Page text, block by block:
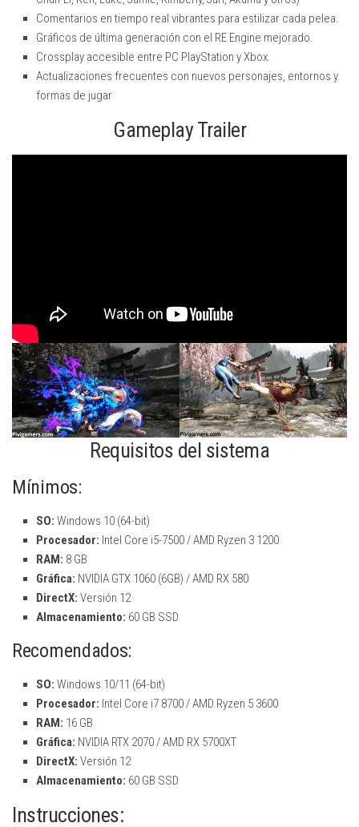
Comentarios en tiempo real vibrantes para estilizar cada pelea.
Gráficos de última generación con el RE Engine mejorado.
Crossplay accesible entre PC PlayStation y Xbox.
Actualizaciones frecuentes con nuevos personajes, entornos y
formas de jugar
Gameplay Trailer
Requisitos del sistema
Mínimos:
SO: Windows 10 (64-bit)
Procesador: Intel Core i5-7500 / AMD Ryzen 3 1200
RAM: 8 GB
Gráfica: NVIDIA GTX 1060 (6GB) / AMD RX 580
DirectX: Versión 12
Almacenamiento: 60 GB SSD
Recomendados:
SO: Windows 10/11 (64-bit)
Procesador: Intel Core i7 8700 / AMD Ryzen 5 3600
RAM: 16 GB
Gráfica: NVIDIA RTX 2070 / AMD RX 5700XT
DirectX: Versión 12
Almacenamiento: 60 GB SSD
Instrucciones: